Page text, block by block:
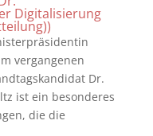
Digitalisierung
vergangenen
Dr.
ist ein besonderes
die die